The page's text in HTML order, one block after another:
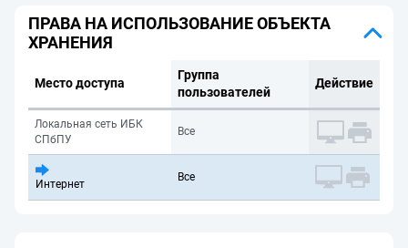
ПРАВА НА ИСПОЛЬЗОВАНИЕ ОБЪЕКТА
ХРАНЕНИЯ
Место доступа
Группа
пользователей
Действие
Локальная сеть ИБК
СПбПУ
Все
Интернет
Все